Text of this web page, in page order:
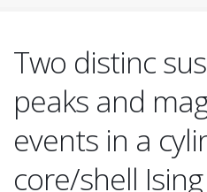
Two distinc
peaks and
events in a
core/shell